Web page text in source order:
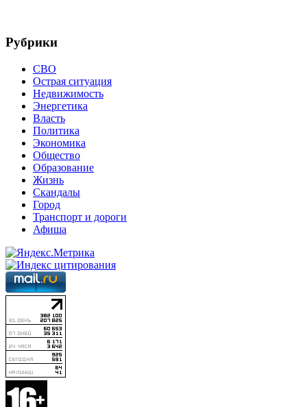
Рубрики
СВО
Острая ситуация
Недвижимость
Энергетика
Власть
Политика
Экономика
Общество
Образование
Жизнь
Скандалы
Город
Транспорт и дороги
Афиша